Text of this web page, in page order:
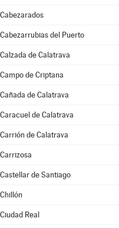
Cabezarados
Cabezarrubias del Puerto
Calzada de Calatrava
Campo de Criptana
Cañada de Calatrava
Caracuel de Calatrava
Carrión de Calatrava
Carrizosa
Castellar de Santiago
Chillón
Ciudad Real